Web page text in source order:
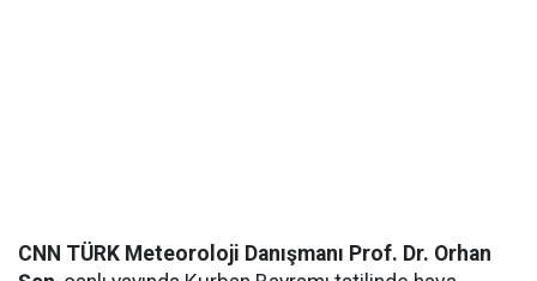
CNN TÜRK Meteoroloji Danışmanı Prof. Dr. Orhan